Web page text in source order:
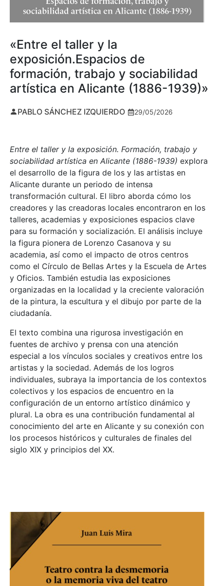
«Entre el taller y la
exposición.Espacios de
formación, trabajo y sociabilidad
artística en Alicante (1886-1939)»
PABLO SÁNCHEZ IZQUIERDO 29/05/2026
Entre el taller y la exposición. Formación, trabajo y
sociabilidad artística en Alicante (1886-1939) explora
el desarrollo de la figura de los y las artistas en
Alicante durante un periodo de intensa
transformación cultural. El libro aborda cómo los
creadores y las creadoras locales encontraron en los
talleres, academias y exposiciones espacios clave
para su formación y socialización. El análisis incluye
la figura pionera de Lorenzo Casanova y su
academia, así como el impacto de otros centros
como el Círculo de Bellas Artes y la Escuela de Artes
y Oficios. También estudia las exposiciones
organizadas en la localidad y la creciente valoración
de la pintura, la escultura y el dibujo por parte de la
ciudadanía.
El texto combina una rigurosa investigación en
fuentes de archivo y prensa con una atención
especial a los vínculos sociales y creativos entre los
artistas y la sociedad. Además de los logros
individuales, subraya la importancia de los contextos
colectivos y los espacios de encuentro en la
configuración de un entorno artístico dinámico y
plural. La obra es una contribución fundamental al
conocimiento del arte en Alicante y su conexión con
los procesos históricos y culturales de finales del
siglo XIX y principios del XX.